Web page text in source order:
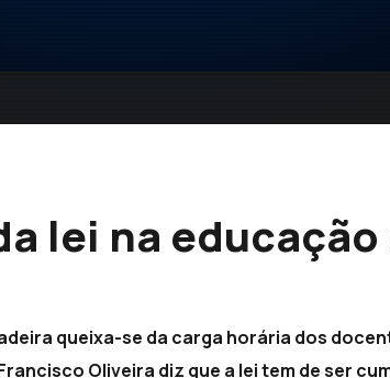
lei na
queixa-se da carga horária dos
Oliveira diz que a lei tem de ser